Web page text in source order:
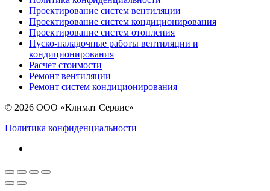
Проектирование систем вентиляции
Проектирование систем кондиционирования
Проектирование систем отопления
Пуско-наладочные работы вентиляции и
кондиционирования
Расчет стоимости
Ремонт вентиляции
Ремонт систем кондиционирования
© 2026 ООО «Климат Сервис»
Политика конфиденциальности